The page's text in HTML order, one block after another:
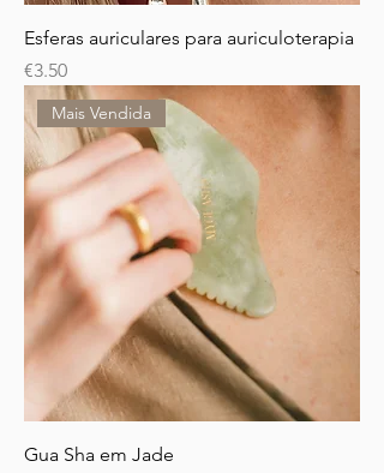
Esferas auriculares para auriculoterapia
Price
€3.50
Mais Vendida
Gua Sha em Jade